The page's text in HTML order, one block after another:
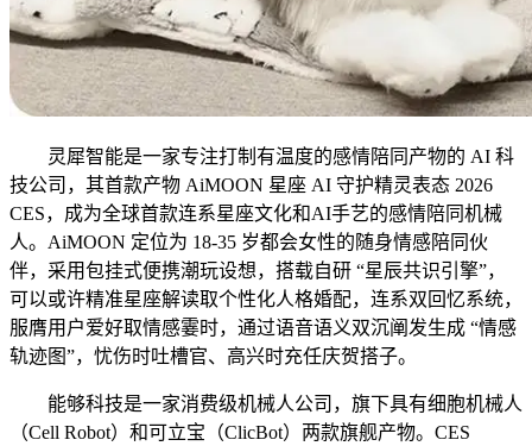
灵犀智能是一家专注打制有温度的感情陪同产物的 AI 科
技公司，其首款产物 AiMOON 星座 AI 守护精灵表态 2026
CES，成为全球首款连系星座文化和AI手艺的感情陪同机械
人。AiMOON 定位为 18-35 岁都会女性的随身情感陪同伙
伴，采用包挂式便携潮玩设想，搭载自研 “星辰共识引擎”，
可以或许精准星座解读取个性化人格婚配，连系双回忆系统，
服膺用户爱好取情感霎时，通过语音语义双沉阐发生成 “情感
轨迹图”，忧伤时吐槽官、高兴时充任庆贺搭子。
能够科技是一家消费级机械人公司，旗下具有细胞机械人
（Cell Robot）和可立宝（ClicBot）两款旗舰产物。CES